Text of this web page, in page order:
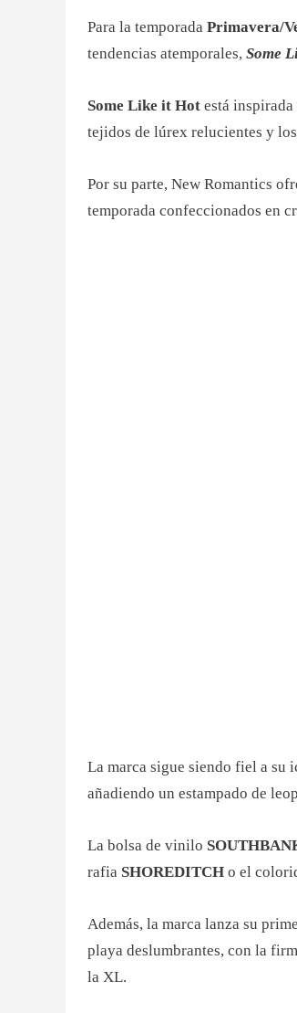
Para la temporada Primavera/
tendencias atemporales, Some
Some Like it Hot está inspirada
tejidos de lúrex relucientes y
Por su parte, New Romantics
temporada confeccionados en
La marca sigue siendo fiel a su
añadiendo un estampado de
La bolsa de vinilo
rafia SHOREDITCH o el
Además, la marca lanza su
playa deslumbrantes, con la
la XL.